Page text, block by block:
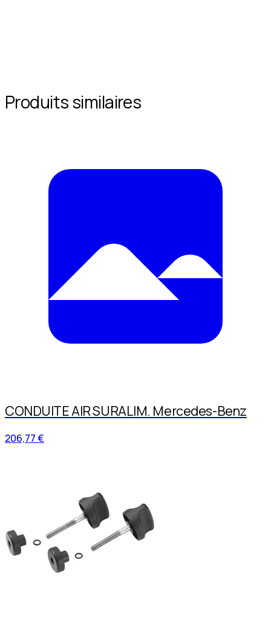
Produits similaires
CONDUITE AIR SURALIM. Mercedes-Benz
206,77 €